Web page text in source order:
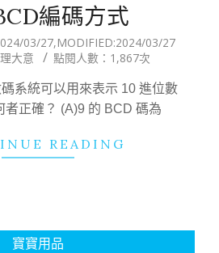
編碼方式
03/27,MODIFIED:2024/03/27
大意 點閱人數：1,867次
系統可以用來表示 10 進位數
者正確？ (A)9 的 BCD 碼為
READING
寶寶用品